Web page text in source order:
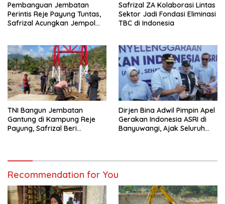
Pembanguan Jembatan
Perintis Reje Payung Tuntas,
Safrizal Acungkan Jempol
Safrizal ZA Kolaborasi Lintas
Sektor Jadi Fondasi Eliminasi
TBC di Indonesia
TNI Bangun Jembatan
Gantung di Kampung Reje
Payung, Safrizal Beri
Dirjen Bina Adwil Pimpin Apel
Gerakan Indonesia ASRI di
Banyuwangi, Ajak Seluruh
Recommendation for You